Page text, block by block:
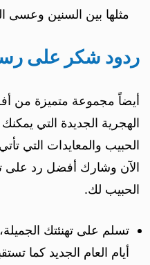
مثلها بين السنين وعسى
ردود شكر على
أيضاً مجموعة متميزة من
الهجرية الجديدة التي
الحبيب والمعايدات التي
الآن وشارك أفضل رد على
الحبيب لك.
تسلم على تهنئتك
أيام العام الجديد كما